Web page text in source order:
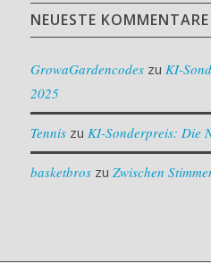
NEUESTE KOMMENTARE
GrowaGardencodeszu KI-
2025
Tenniszu KI-Sonderpreis: Die
basketbroszu Zwischen